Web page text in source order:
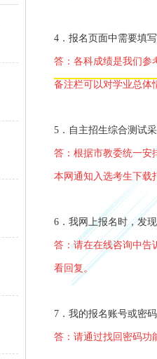
4．报名页面中需要填
答：各科成绩是我们参
备注栏可以对学业总体
5． 自主招生综合测试
答：根据市教委统一安
本网通知入选考生下载
6．我网上报名时，发
答：请在在线咨询中告
看回复。
7．我的报名账号或密
答：请通过找回密码功